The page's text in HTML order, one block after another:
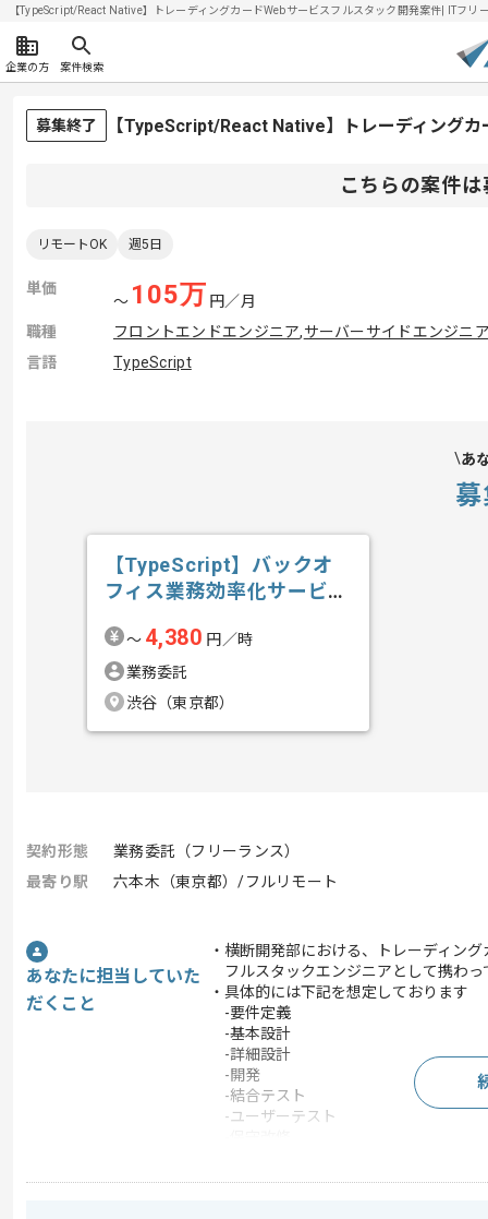
【TypeScript/React Native】トレーディングカードWebサービスフルスタック開発案件| ITフ
企業の方 案件検索
募集終了 【TypeScript/React Native】トレーディング
こちらの案件
リモートOK 週5日
単価
〜 105万 円／月
職種
フロントエンドエンジニア,サーバーサイドエンジニ
言語
TypeScript
あ
【TypeScript】バックオ
フィス業務効率化サービス
〜 4,380 円／時
業務委託
渋谷（東京都）
契約形態
業務委託（フリーランス）
最寄り駅
六本木（東京都）/フルリモート
あなたに担当していた
だくこと
・横断開発部における、トレーディン
フルスタックエンジニアとして携わっ
・具体的には下記を想定しております
-要件定義
-基本設計
-詳細設計
-開発
-結合テスト
-ユーザーテスト